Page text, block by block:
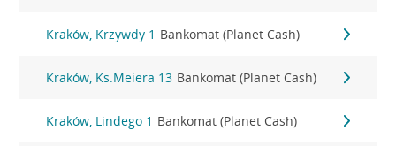
Kraków, Krzywdy 1 Bankomat (Planet Cash)
Kraków, Ks.Meiera 13 Bankomat (Planet Cash)
Kraków, Lindego 1 Bankomat (Planet Cash)